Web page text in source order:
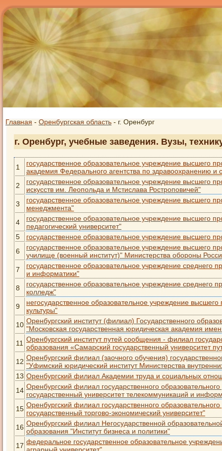
Главная - Оренбургская область - г. Оренбург
г. Оренбург, учебные заведения. Вузы,
1
государственное образовательное учреждение высшего
академия Федерального агентства по здравоохранению и
2
государственное образовательное учреждение высшего
искусств им. Леопольда и Мстислава Ростроповичей"
3
государственное образовательное учреждение высшего
менеджмента"
4
государственное образовательное учреждение высшего
педагогический университет"
5
государственное образовательное учреждение высшего
6
государственное образовательное учреждение высшего
училище (военный институт)" Министерства обороны
7
государственное образовательное учреждение среднего
и информатики"
8
государственное образовательное учреждение среднего
колледж"
9
негосударственное образовательное учреждение
культуры"
10 Оренбургский институт (филиал) Государственного
"Московская государственная юридическая академия
11 Оренбургский институт путей сообщения - филиал
образования «Самарский государственный университет
12 Оренбургский филиал (заочного обучения)
"Уфимский юридический институт Министерства
13 Оренбургский филиал Академии труда и социальных
14 Оренбургский филиал государственного
государственный университет телекоммуникаций и
15 Оренбургский филиал государственного
государственный торгово-экономический университет"
16 Оренбургский филиал Негосударственной
образования "Институт бизнеса и политики"
17 федеральное государственное образовательное